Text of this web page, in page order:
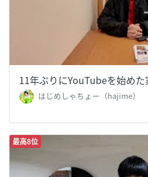
11年ぶりにYouTubeを始めた
はじめしゃちょー（hajime）
最高8位